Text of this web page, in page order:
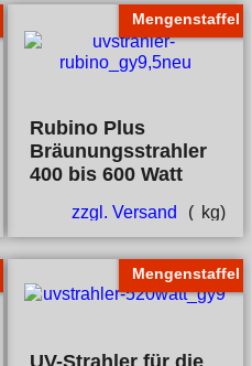
Mengenstaffel
Rubino Plus
Bräunungsstrahler
400 bis 600 Watt
zzgl. Versand kg
Mengenstaffel
UV-Strahler für die